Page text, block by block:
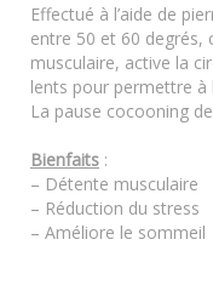
Effectué à l’aide de
entre 50 et 60 degrés,
musculaire, active la
lents pour permettre à
La pause cocooning de
Bienfaits :
– Détente musculaire
– Réduction du stress
– Améliore le sommeil